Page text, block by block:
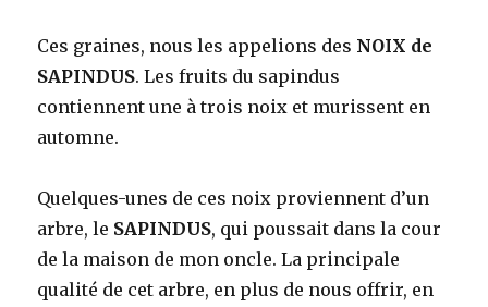
Ces graines, nous les appelions des NOIX de
SAPINDUS. Les fruits du sapindus
contiennent une à trois noix et murissent en
automne.
Quelques-unes de ces noix proviennent d’un
arbre, le SAPINDUS, qui poussait dans la cour
de la maison de mon oncle. La principale
qualité de cet arbre, en plus de nous offrir, en